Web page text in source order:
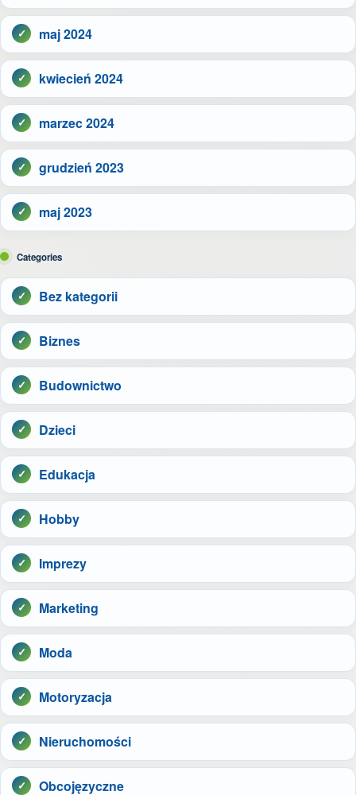
maj 2024
kwiecień 2024
marzec 2024
grudzień 2023
maj 2023
Categories
Bez kategorii
Biznes
Budownictwo
Dzieci
Edukacja
Hobby
Imprezy
Marketing
Moda
Motoryzacja
Nieruchomości
Obcojęzyczne